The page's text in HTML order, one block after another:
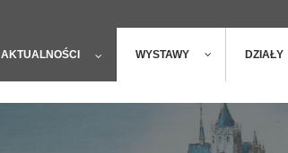
AKTUALNOŚCI WYSTAWY DZIAŁY